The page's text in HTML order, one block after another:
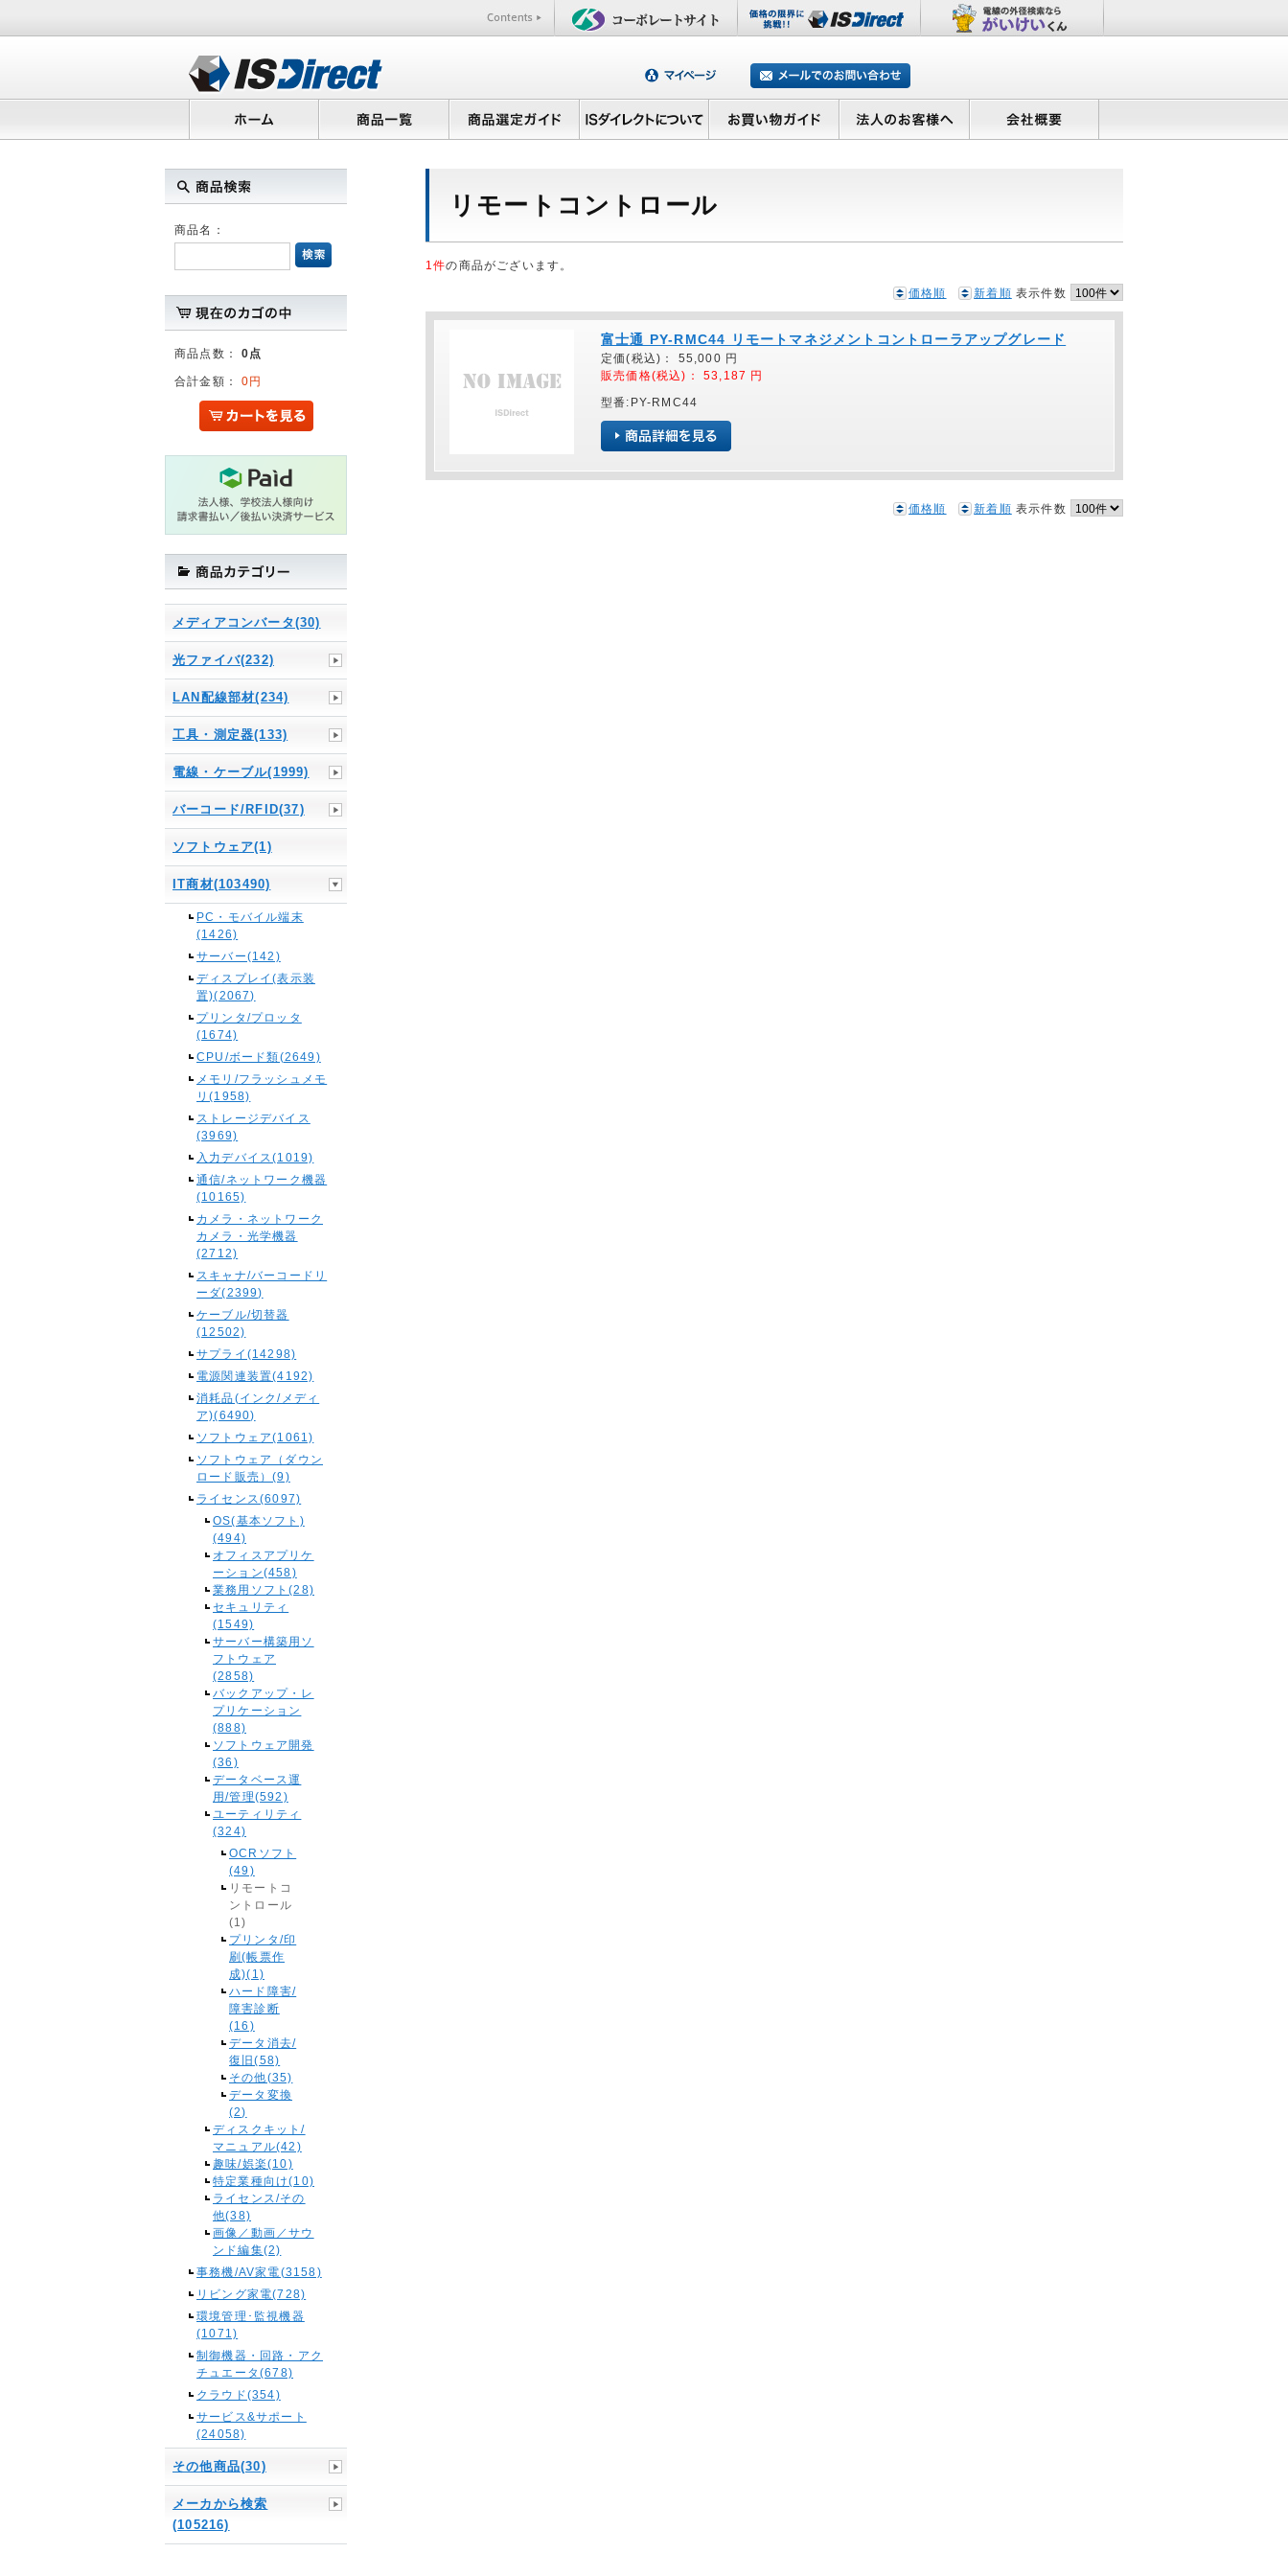
商品名：
商品点数：0点
合計金額：0円
メディアコンバータ(30)
光ファイバ(232)
LAN配線部材(234)
工具・測定器(133)
電線・ケーブル(1999)
バーコード/RFID(37)
ソフトウェア(1)
IT商材(103490)
PC・モバイル端末
(1426)
サーバー(142)
ディスプレイ(表示装
置)(2067)
プリンタ/プロッタ
(1674)
CPU/ボード類(2649)
メモリ/フラッシュメモ
リ(1958)
ストレージデバイス
(3969)
入力デバイス(1019)
通信/ネットワーク機器
(10165)
カメラ・ネットワーク
カメラ・光学機器
(2712)
スキャナ/バーコードリ
ーダ(2399)
ケーブル/切替器
(12502)
サプライ(14298)
電源関連装置(4192)
消耗品(インク/メディ
ア)(6490)
ソフトウェア(1061)
ソフトウェア（ダウン
ロード販売）(9)
ライセンス(6097)
OS(基本ソフト)
(494)
オフィスアプリケ
ーション(458)
業務用ソフト(28)
セキュリティ
(1549)
サーバー構築用ソ
フトウェア
(2858)
バックアップ・レ
プリケーション
(888)
ソフトウェア開発
(36)
データベース運
用/管理(592)
ユーティリティ
(324)
OCRソフト
(49)
リモートコ
ントロール
(1)
プリンタ/印
刷(帳票作
成)(1)
ハード障害/
障害診断
(16)
データ消去/
復旧(58)
その他(35)
データ変換
(2)
ディスクキット/
マニュアル(42)
趣味/娯楽(10)
特定業種向け(10)
ライセンス/その
他(38)
画像／動画／サウ
ンド編集(2)
事務機/AV家電(3158)
リビング家電(728)
環境管理･監視機器
(1071)
制御機器・回路・アク
チュエータ(678)
クラウド(354)
サービス&サポート
(24058)
その他商品(30)
メーカから検索
(105216)
リモートコントロール
1件の商品がございます。
価格順 新着順 表示件数
富士通 PY-RMC44 リモートマネジメントコントローラアップグレード
定価(税込)： 55,000 円
販売価格(税込)： 53,187 円
型番:PY-RMC44
価格順 新着順 表示件数